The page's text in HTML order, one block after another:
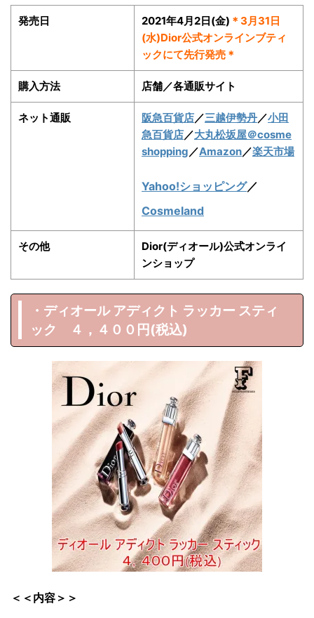
発売日 2021年4月2日(金) ＊3月31日
(水)Dior公式オンラインブティ
ックにて先行発売＊
購入方法 店舗／各通販サイト
ネット通販 阪急百貨店／三越伊勢丹／小田
急百貨店／大丸松坂屋＠cosme
shopping／Amazon／楽天市場
Yahoo!ショッピング／
Cosmeland
その他
Dior(ディオール)公式オンライ
ンショップ
・ディオール アディクト ラッカー スティ
ック ４，４００円(税込)
＜＜内容＞＞